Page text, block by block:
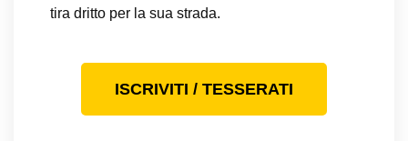
tira dritto per la sua strada.
ISCRIVITI / TESSERATI